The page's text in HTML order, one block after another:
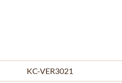
KC-VER3021